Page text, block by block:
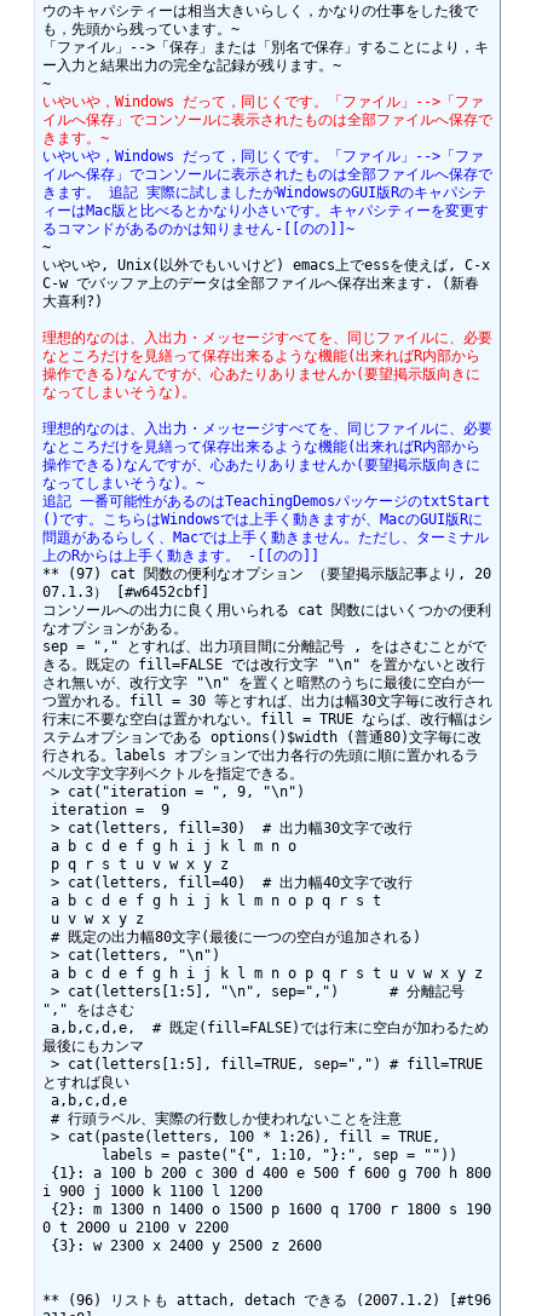
ウのキャパシティーは相当大きいらしく，かなりの仕事をした後で
も，先頭から残っています。~
「ファイル」-->「保存」または「別名で保存」することにより，キ
ー入力と結果出力の完全な記録が残ります。~
~
いやいや，Windows だって，同じくです。「ファイル」-->「ファ
イルへ保存」でコンソールに表示されたものは全部ファイルへ保存で
きます。~
いやいや，Windows だって，同じくです。「ファイル」-->「ファ
イルへ保存」でコンソールに表示されたものは全部ファイルへ保存で
きます。 追記 実際に試しましたがWindowsのGUI版Rのキャパシテ
ィーはMac版と比べるとかなり小さいです。キャパシティーを変更す
るコマンドがあるのかは知りません-[[のの]]~
~
いやいや, Unix(以外でもいいけど) emacs上でessを使えば, C-x
C-w でバッファ上のデータは全部ファイルへ保存出来ます. (新春
大喜利?)
理想的なのは、入出力・メッセージすべてを、同じファイルに、必要
なところだけを見繕って保存出来るような機能(出来ればR内部から
操作できる)なんですが、心あたりありませんか(要望掲示版向きに
なってしまいそうな)。
理想的なのは、入出力・メッセージすべてを、同じファイルに、必要
なところだけを見繕って保存出来るような機能(出来ればR内部から
操作できる)なんですが、心あたりありませんか(要望掲示版向きに
なってしまいそうな)。~
追記 一番可能性があるのはTeachingDemosパッケージのtxtStart
()です。こちらはWindowsでは上手く動きますが、MacのGUI版Rに
問題があるらしく、Macでは上手く動きません。ただし、ターミナル
上のRからは上手く動きます。 -[[のの]]